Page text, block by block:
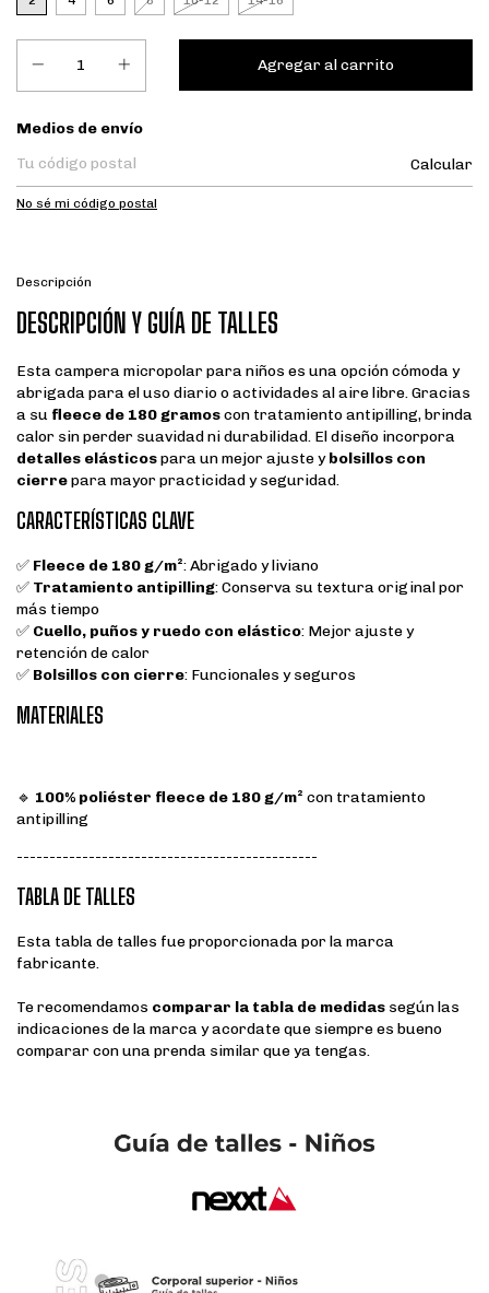
Entregas para el CP:
Medios de envío
Calcular
No sé mi código postal
Descripción
DESCRIPCIÓN Y GUÍA DE TALLES
Esta campera micropolar para niños es una opción cómoda y
abrigada para el uso diario o actividades al aire libre. Gracias
a su fleece de 180 gramoscon tratamiento antipilling, brinda
calor sin perder suavidad ni durabilidad. El diseño incorpora
detalles elásticospara un mejor ajuste ybolsillos con
cierrepara mayor practicidad y seguridad.
CARACTERÍSTICAS CLAVE
✅ Fleece de 180 g/m²: Abrigado y liviano
✅ Tratamiento antipilling: Conserva su textura original por
más tiempo
✅ Cuello, puños y ruedo con elástico: Mejor ajuste y
retención de calor
✅ Bolsillos con cierre: Funcionales y seguros
MATERIALES
🔹 100% poliéster fleece de 180 g/m² con tratamiento
antipilling
----------------------------------------------
TABLA DE TALLES
Esta tabla de talles fue proporcionada por la marca
fabricante.
Te recomendamos comparar la tabla de medidas según las
indicaciones de la marca y acordate que siempre es bueno
comparar con una prenda similar que ya tengas.